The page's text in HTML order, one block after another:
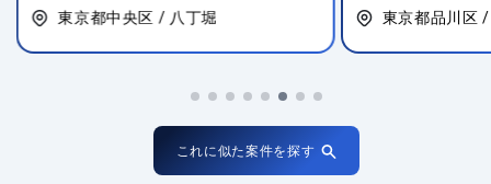
東京都中央区 / 八丁堀
東京都品川区
これに似た案件を探す